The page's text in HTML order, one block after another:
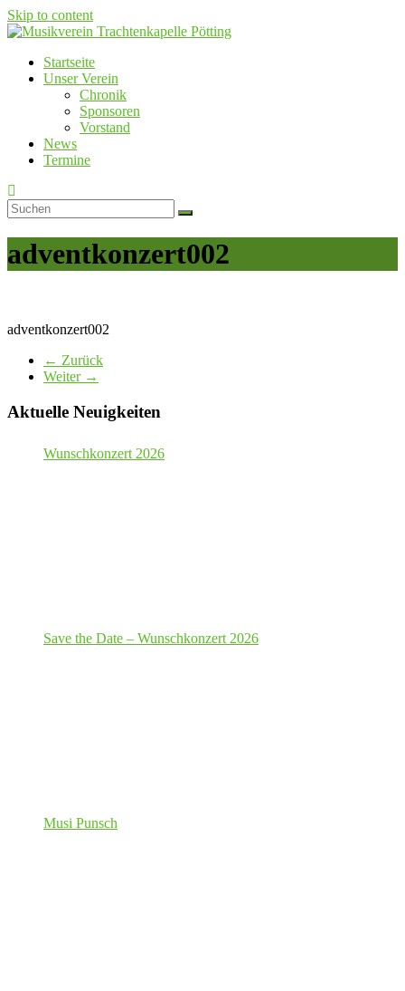
Skip to content
Musikverein Trachtenkapelle Pötting
Startseite
Unser Verein
Chronik
Sponsoren
Vorstand
News
Termine
adventkonzert002
adventkonzert002
← Zurück
Weiter →
Aktuelle Neuigkeiten
Wunschkonzert 2026
Save the Date – Wunschkonzert 2026
Musi Punsch